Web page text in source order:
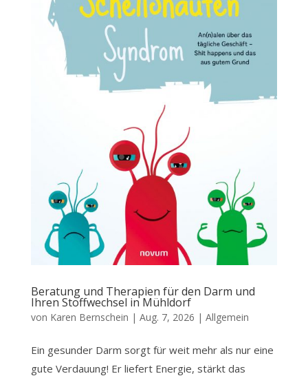
Beratung und Therapien für den Darm und
Ihren Stoffwechsel in Mühldorf
von Karen Bernschein | Aug. 7, 2026 | Allgemein
Ein gesunder Darm sorgt für weit mehr als nur eine
gute Verdauung! Er liefert Energie, stärkt das